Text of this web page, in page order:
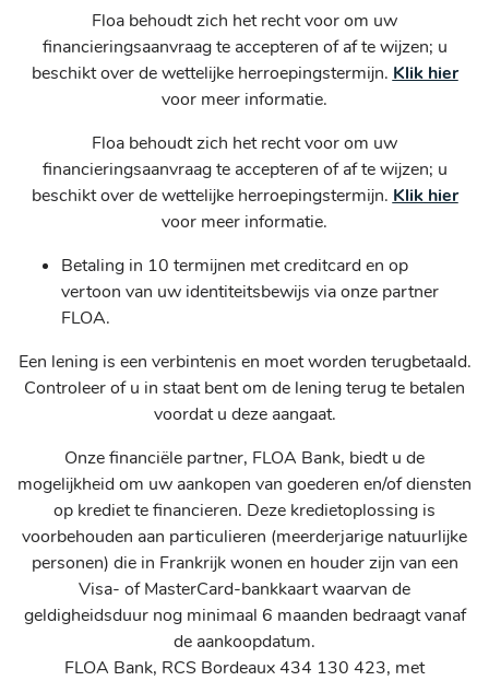
Floa behoudt zich het recht voor om uw
financieringsaanvraag te accepteren of af te wijzen; u
beschikt over de wettelijke herroepingstermijn. Klik hier
voor meer informatie.
Floa behoudt zich het recht voor om uw
financieringsaanvraag te accepteren of af te wijzen; u
beschikt over de wettelijke herroepingstermijn. Klik hier
voor meer informatie.
Betaling in 10 termijnen met creditcard en op
vertoon van uw identiteitsbewijs via onze partner
FLOA.
Een lening is een verbintenis en moet worden terugbetaald.
Controleer of u in staat bent om de lening terug te betalen
voordat u deze aangaat.
Onze financiële partner, FLOA Bank, biedt u de
mogelijkheid om uw aankopen van goederen en/of diensten
op krediet te financieren. Deze kredietoplossing is
voorbehouden aan particulieren (meerderjarige natuurlijke
personen) die in Frankrijk wonen en houder zijn van een
Visa- of MasterCard-bankkaart waarvan de
geldigheidsduur nog minimaal 6 maanden bedraagt vanaf
de aankoopdatum.
FLOA Bank, RCS Bordeaux 434 130 423, met